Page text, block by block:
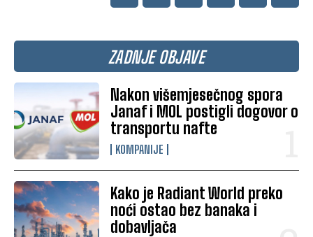
ZADNJE OBJAVE
Nakon višemjesečnog spora
Janaf i MOL postigli dogovor o
transportu nafte
KOMPANIJE
Kako je Radiant World preko
noći ostao bez banaka i
dobavljača